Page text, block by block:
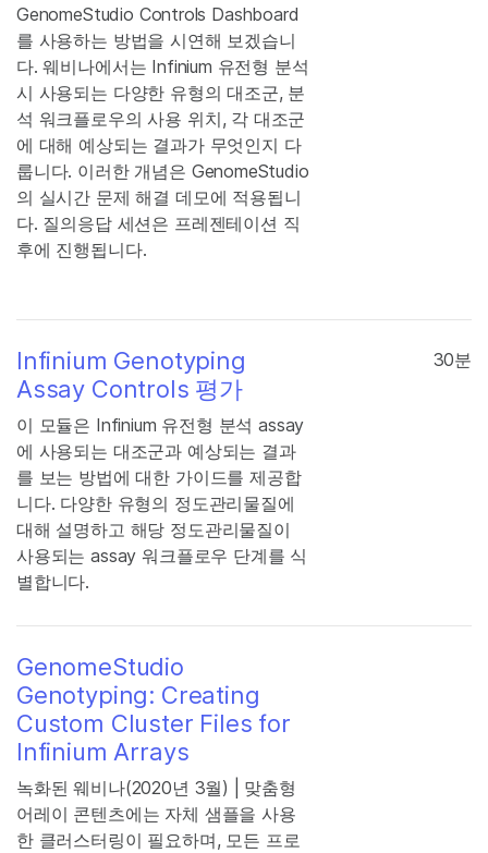
GenomeStudio Controls Dashboard
를 사용하는 방법을 시연해 보겠습니
다. 웨비나에서는 Infinium 유전형 분석
시 사용되는 다양한 유형의 대조군, 분
석 워크플로우의 사용 위치, 각 대조군
에 대해 예상되는 결과가 무엇인지 다
룹니다. 이러한 개념은 GenomeStudio
의 실시간 문제 해결 데모에 적용됩니
다. 질의응답 세션은 프레젠테이션 직
후에 진행됩니다.
Infinium Genotyping
Assay Controls 평가
이 모듈은 Infinium 유전형 분석 assay
에 사용되는 대조군과 예상되는 결과
를 보는 방법에 대한 가이드를 제공합
니다. 다양한 유형의 정도관리물질에
대해 설명하고 해당 정도관리물질이
사용되는 assay 워크플로우 단계를 식
별합니다.
30분
GenomeStudio
Genotyping: Creating
Custom Cluster Files for
Infinium Arrays
녹화된 웨비나(2020년 3월) | 맞춤형
어레이 콘텐츠에는 자체 샘플을 사용
한 클러스터링이 필요하며, 모든 프로